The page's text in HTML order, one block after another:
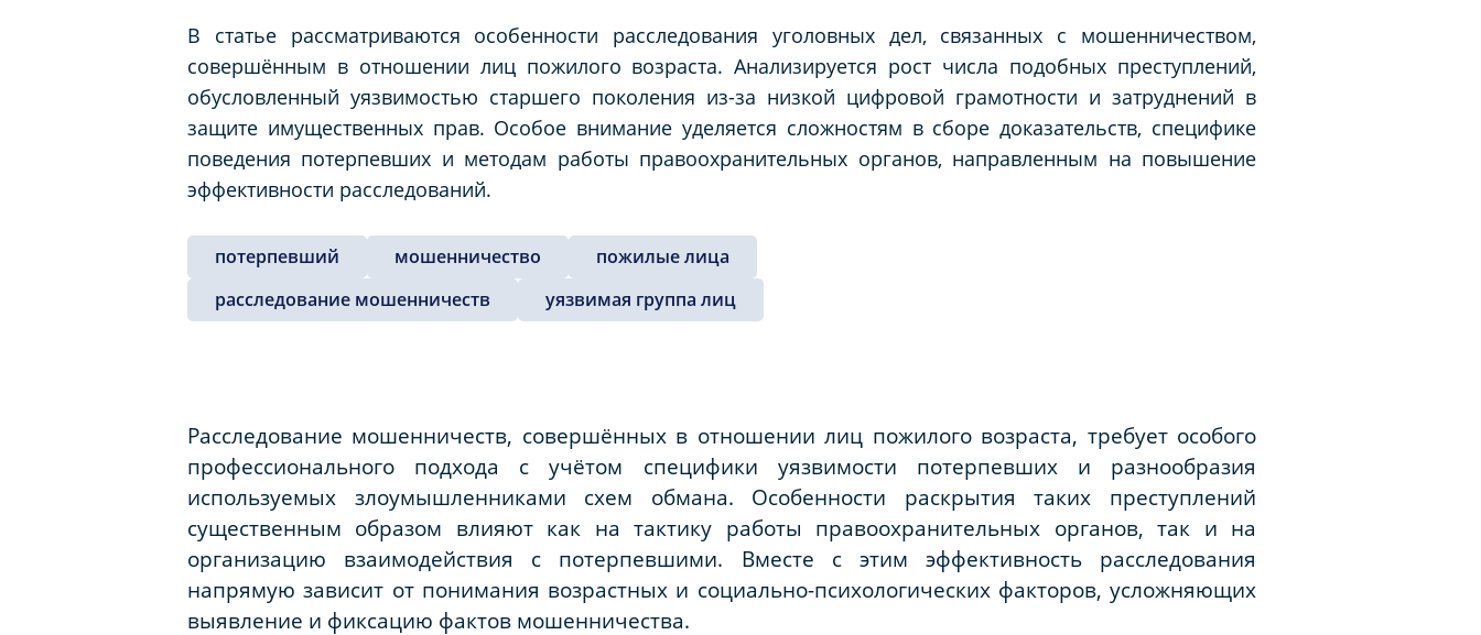
В статье рассматриваются особенности расследования уголовных дел, связанных с мошенничеством,
совершённым в отношении лиц пожилого возраста. Анализируется рост числа подобных преступлений,
обусловленный уязвимостью старшего поколения из-за низкой цифровой грамотности и затруднений в
защите имущественных прав. Особое внимание уделяется сложностям в сборе доказательств, специфике
поведения потерпевших и методам работы правоохранительных органов, направленным на повышение
эффективности расследований.
потерпевший мошенничество
пожилые лица
расследование мошенничеств
уязвимая группа лиц
Расследование мошенничеств, совершённых в отношении лиц пожилого возраста, требует особого
профессионального подхода с учётом специфики уязвимости потерпевших и разнообразия
используемых злоумышленниками схем обмана. Особенности раскрытия таких преступлений
существенным образом влияют как на тактику работы правоохранительных органов, так и на
организацию взаимодействия с потерпевшими. Вместе с этим эффективность расследования
напрямую зависит от понимания возрастных и социально-психологических факторов, усложняющих
выявление и фиксацию фактов мошенничества.